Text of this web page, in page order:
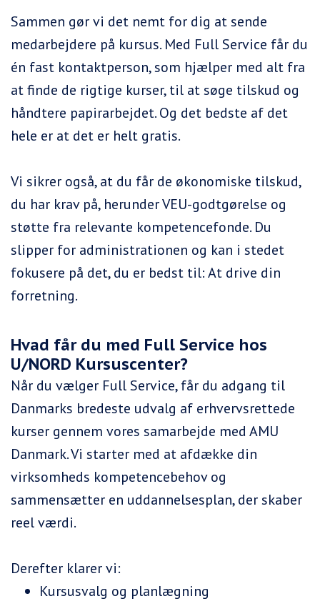
Sammen gør vi det nemt for dig at sende
medarbejdere på kursus. Med Full Service får du
én fast kontaktperson, som hjælper med alt fra
at finde de rigtige kurser, til at søge tilskud og
håndtere papirarbejdet. Og det bedste af det
hele er at det er helt gratis.
Vi sikrer også, at du får de økonomiske tilskud,
du har krav på, herunder VEU-godtgørelse og
støtte fra relevante kompetencefonde. Du
slipper for administrationen og kan i stedet
fokusere på det, du er bedst til: At drive din
forretning.
Hvad får du med Full Service hos
U/NORD Kursuscenter?
Når du vælger Full Service, får du adgang til
Danmarks bredeste udvalg af erhvervsrettede
kurser gennem vores samarbejde med AMU
Danmark. Vi starter med at afdække din
virksomheds kompetencebehov og
sammensætter en uddannelsesplan, der skaber
reel værdi.
Derefter klarer vi:
Kursusvalg og planlægning